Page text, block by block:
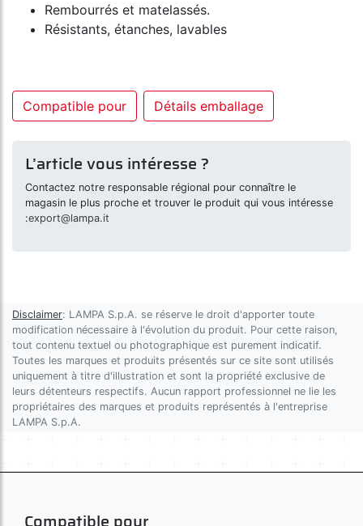
Rembourrés et matelassés.
Résistants, étanches, lavables
Compatible pour Détails emballage
L’article vous intéresse ?
Contactez notre responsable régional pour connaître le
magasin le plus proche et trouver le produit qui vous intéresse
:export@lampa.it
Disclaimer: LAMPA S.p.A. se réserve le droit d'apporter toute
modification nécessaire à l'évolution du produit. Pour cette raison,
tout contenu textuel ou photographique est purement indicatif.
Toutes les marques et produits présentés sur ce site sont utilisés
uniquement à titre d'illustration et sont la propriété exclusive de
leurs détenteurs respectifs. Aucun rapport professionnel ne lie les
propriétaires des marques et produits représentés à l'entreprise
LAMPA S.p.A.
Compatible pour